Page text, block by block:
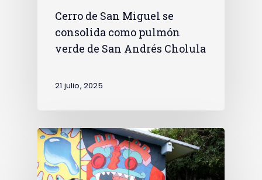
Cerro de San Miguel se
consolida como pulmón
verde de San Andrés Cholula
21 julio, 2025